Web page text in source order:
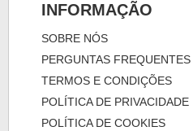
INFORMAÇÃO
SOBRE NÓS
PERGUNTAS FREQUENTES
TERMOS E CONDIÇÕES
POLÍTICA DE PRIVACIDADE
POLÍTICA DE COOKIES